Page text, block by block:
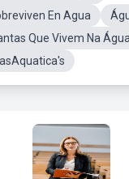
En Agua
Que Vivem Na Água